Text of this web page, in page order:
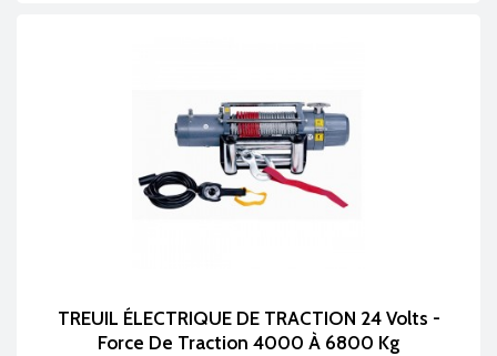
TREUIL ÉLECTRIQUE DE TRACTION 24 Volts -
Force De Traction 4000 À 6800 Kg